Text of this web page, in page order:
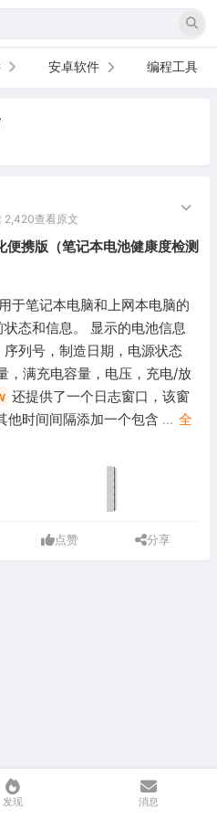
发现 消息
安卓软件 编程工具
2,420查看原文
便携版（笔记本电池健康度检测
于笔记本电脑和上网本电脑的
态和信息。 显示的电池信息
列号，制造日期，电源状态
，满充电容量，电压，充电/放
还提供了一个日志窗口，该窗
他时间间隔添加一个包含 ... 全
点赞 分享